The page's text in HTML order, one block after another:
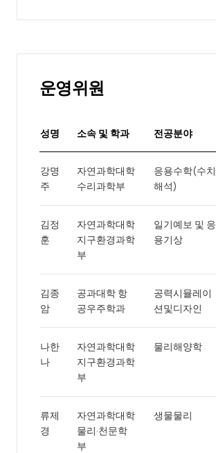
운영위원
성명 소속 및 학과 전공분야
강명
주
자연과학대학
수리과학부
응용수학(수치
해석)
김정
훈
자연과학대학
지구환경과학
부
일기예보 및 응
용기상
김종
암
공과대학 항
공우주학과
공력시뮬레이
션및디자인
나한
나
자연과학대학
지구환경과학
부
물리해양학
류제
경
자연과학대학
물리·천문학
부
생물물리